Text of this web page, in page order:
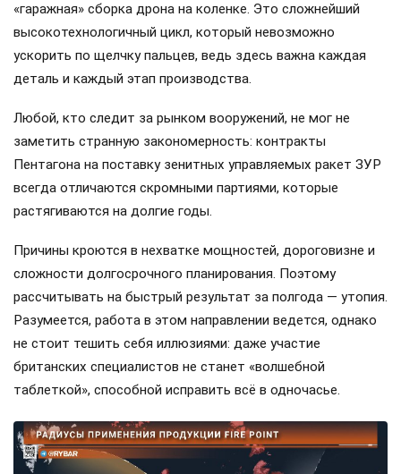
«гаражная» сборка дрона на коленке. Это сложнейший
высокотехнологичный цикл, который невозможно
ускорить по щелчку пальцев, ведь здесь важна каждая
деталь и каждый этап производства.
Любой, кто следит за рынком вооружений, не мог не
заметить странную закономерность: контракты
Пентагона на поставку зенитных управляемых ракет ЗУР
всегда отличаются скромными партиями, которые
растягиваются на долгие годы.
Причины кроются в нехватке мощностей, дороговизне и
сложности долгосрочного планирования. Поэтому
рассчитывать на быстрый результат за полгода — утопия.
Разумеется, работа в этом направлении ведется, однако
не стоит тешить себя иллюзиями: даже участие
британских специалистов не станет «волшебной
таблеткой», способной исправить всё в одночасье.